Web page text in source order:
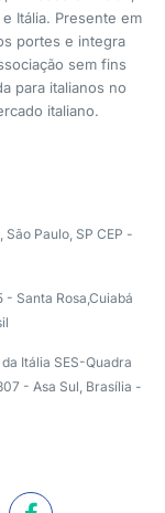
Itália. Presente em
portes e integra
sem fins
para italianos no
italiano.
São Paulo, SP CEP -
- Santa Rosa,Cuiabá
Itália SES-Quadra
- Asa Sul, Brasília -